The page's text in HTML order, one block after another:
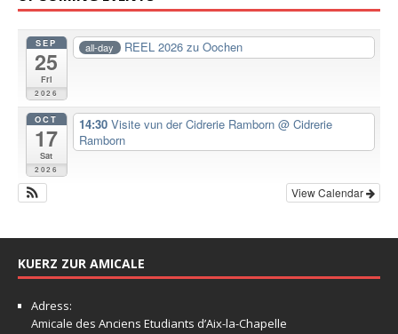
SEP
25
Fri
2026
all-day REEL 2026 zu Oochen
OCT
17
Sat
2026
14:30 Visite vun der Cidrerie Ramborn @ Cidrerie
Ramborn
View Calendar
KUERZ ZUR AMICALE
Adress:
Amicale des Anciens Etudiants d’Aix-la-Chapelle